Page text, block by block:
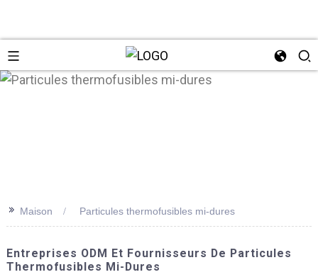
>> Maison Particules thermofusibles mi-dures
Entreprises ODM Et Fournisseurs De Particules
Thermofusibles Mi-Dures